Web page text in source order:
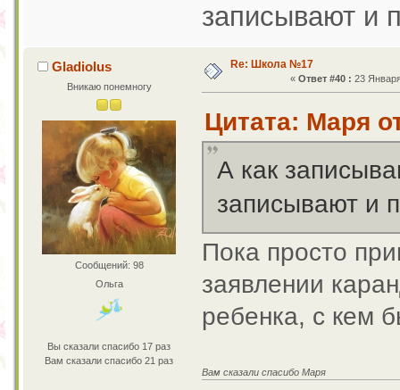
записывают и
Gladiolus
Вникаю понемногу
Сообщений: 98
Ольга
Вы сказали спасибо 17 раз
Вам сказали спасибо 21 раз
Re: Школа №17
« Ответ #40 : 23
Цитата: Маря
А как
записывают и
Пока просто
заявлении
ребенка, с кем
Вам сказали спасибо Маря